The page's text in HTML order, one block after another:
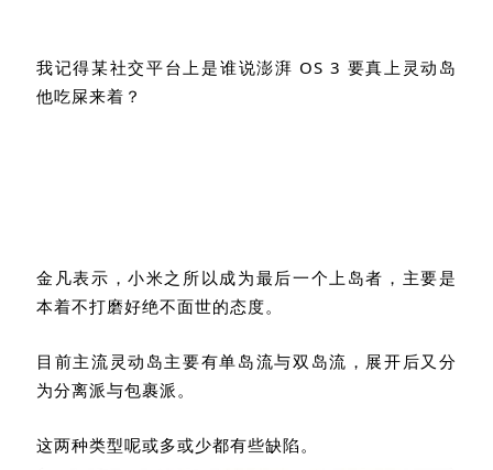
金凡表示，小米之所以成为最后一个上岛者，主要是
本着不打磨好绝不面世的态度。
目前主流灵动岛主要有单岛流与双岛流，展开后又分
为分离派与包裹派。
这两种类型呢或多或少都有些缺陷。